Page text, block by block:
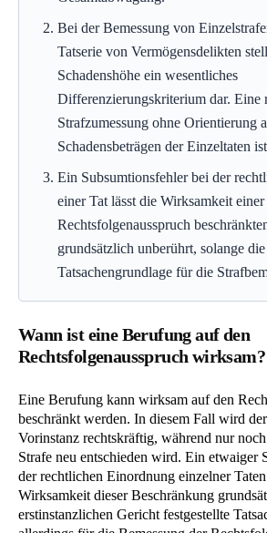
Bei der Bemessung von
Tatserie von Vermögensdelikten
Schadenshöhe ein wesentliches
Differenzierungskriterium dar. Eine
Strafzumessung ohne Orientierung
Schadensbeträgen der Einzeltaten
Ein Subsumtionsfehler bei der
einer Tat lässt die Wirksamkeit einer
Rechtsfolgenausspruch
grundsätzlich unberührt, solange
Tatsachengrundlage für die
Wann ist eine Berufung auf den
Rechtsfolgenausspruch wirksam?
Eine Berufung kann wirksam auf den
beschränkt werden. In diesem Fall wird
Vorinstanz rechtskräftig, während nur
Strafe neu entschieden wird. Ein etwaiger
der rechtlichen Einordnung einzelner
Wirksamkeit dieser Beschränkung
erstinstanzlichen Gericht festgestellte